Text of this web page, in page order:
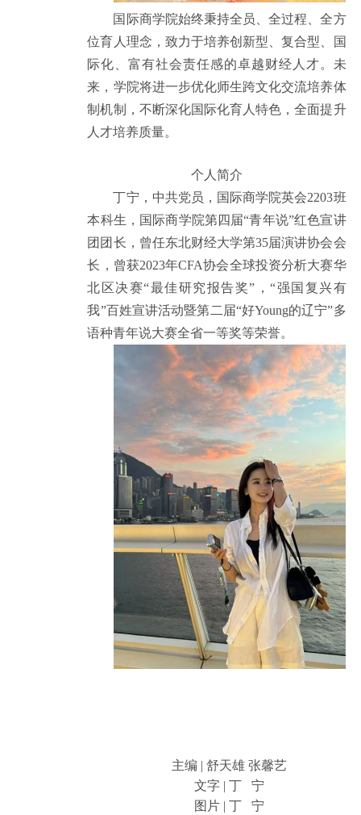
国际商学院始终秉持全员、全过程、全方
位育人理念，致力于培养创新型、复合型、国
际化、富有社会责任感的卓越财经人才。未
来，学院将进一步优化师生跨文化交流培养体
制机制，不断深化国际化育人特色，全面提升
人才培养质量。
个人简介
丁宁，中共党员，国际商学院英会2203班
本科生，国际商学院第四届“青年说”红色宣讲
团团长，曾任东北财经大学第35届演讲协会会
长，曾获2023年CFA协会全球投资分析大赛华
北区决赛“最佳研究报告奖”，“强国复兴有
我”百姓宣讲活动暨第二届“好Young的辽宁”多
语种青年说大赛全省一等奖等荣誉。
主编 | 舒天雄 张馨艺
文字 | 丁 宁
图片 | 丁 宁